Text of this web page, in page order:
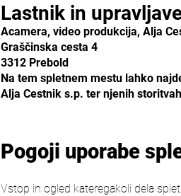
Lastnik in
Acamera, video produkcija, Alja
Graščinska cesta 4
3312 Prebold
Na tem spletnem mestu lahko
Alja Cestnik s.p. ter njenih
Pogoji uporabe
Vstop in ogled kateregakoli dela